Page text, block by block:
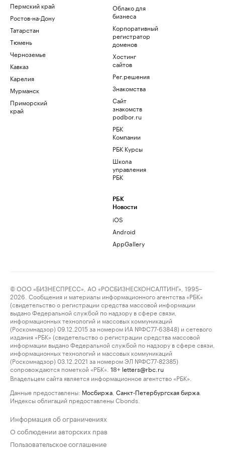
Пермский край
Ростов-на-Дону
Татарстан
Тюмень
Черноземье
Кавказ
Карелия
Мурманск
Приморский
край
Облако для
бизнеса
Корпоративный
регистратор
доменов
Хостинг
сайтов
Рег.решения
Знакомства
Сайт
знакомств
podbor.ru
РБК
Компании
РБК Курсы
Школа
управления
РБК
РБК
Новости
iOS
Android
AppGallery
© ООО «БИЗНЕСПРЕСС», АО «РОСБИЗНЕСКОНСАЛТИНГ», 1995–
2026. Сообщения и материалы информационного агентства «РБК»
(свидетельство о регистрации средства массовой информации
выдано Федеральной службой по надзору в сфере связи,
информационных технологий и массовых коммуникаций
(Роскомнадзор) 09.12.2015 за номером ИА №ФС77-63848) и сетевого
издания «РБК» (свидетельство о регистрации средства массовой
информации выдано Федеральной службой по надзору в сфере связи,
информационных технологий и массовых коммуникаций
(Роскомнадзор) 03.12.2021 за номером ЭЛ №ФС77-82385)
сопровождаются пометкой «РБК».
18+ letters@rbc.ru
Владельцем сайта является информационное агентство «РБК».
Данные предоставлены: Мосбиржа Санкт-Петербургская биржа
Индексы облигаций предоставлены Cbonds.
Информация об ограничениях
О соблюдении авторских прав
Пользовательское соглашение